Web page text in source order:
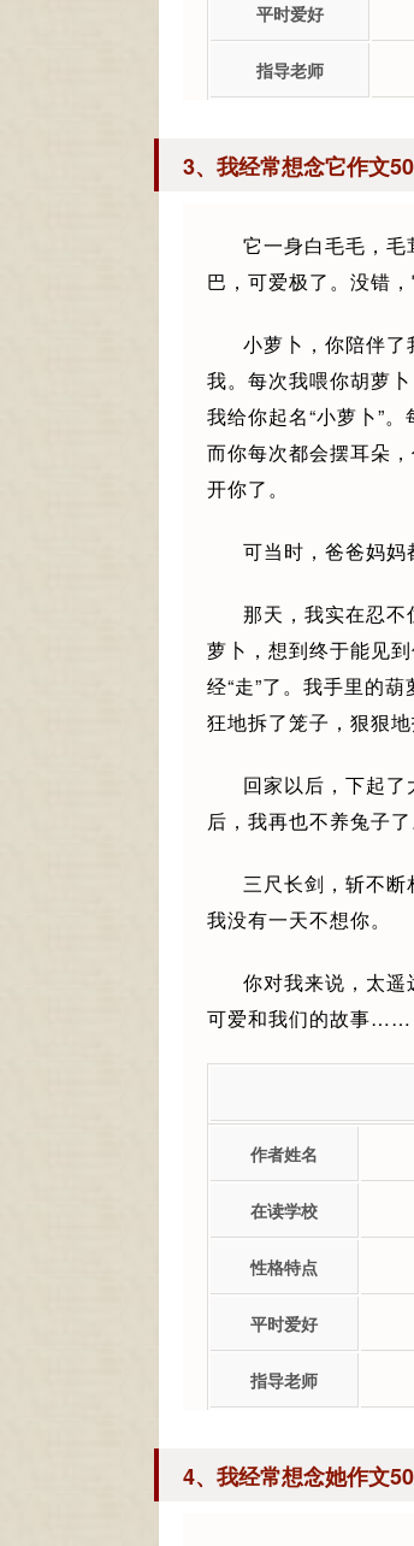
平时爱好
指导老师
3、我经常想念它作文
它一身白毛毛，
巴，可爱极了。没错
小萝卜，你陪伴
我。每次我喂你胡萝
我给你起名“小萝卜”
而你每次都会摆耳朵
开你了。
可当时，爸爸妈妈
那天，我实在忍
萝卜，想到终于能见
经“走”了。我手里的
狂地拆了笼子，狠狠
回家以后，下起
后，我再也不养兔子了
三尺长剑，斩不断
我没有一天不想你。
你对我来说，太
可爱和我们的故事……
作者姓名
在读学校
性格特点
平时爱好
指导老师
4、我经常想念她作文